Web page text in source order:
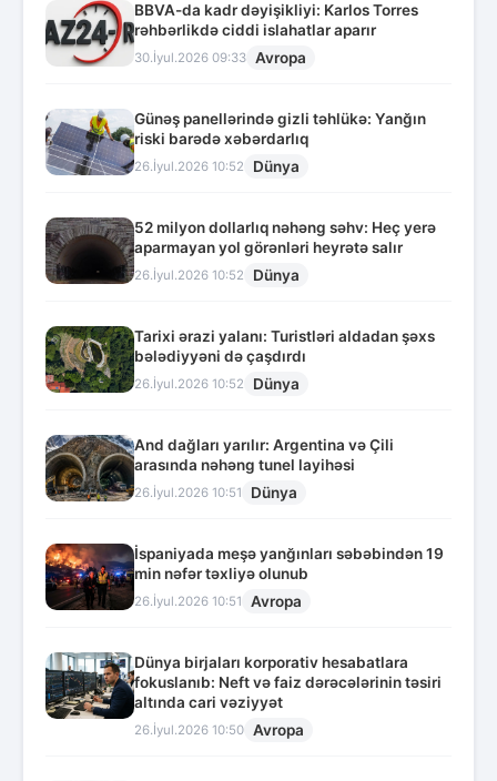
BBVA-da kadr dəyişikliyi: Karlos Torres
rəhbərlikdə ciddi islahatlar aparır
30.İyul.2026 09:33 Avropa
Günəş panellərində gizli təhlükə: Yanğın
riski barədə xəbərdarlıq
26.İyul.2026 10:52 Dünya
52 milyon dollarlıq nəhəng səhv: Heç yerə
aparmayan yol görənləri heyrətə salır
26.İyul.2026 10:52 Dünya
Tarixi ərazi yalanı: Turistləri aldadan şəxs
bələdiyyəni də çaşdırdı
26.İyul.2026 10:52 Dünya
And dağları yarılır: Argentina və Çili
arasında nəhəng tunel layihəsi
26.İyul.2026 10:51 Dünya
İspaniyada meşə yanğınları səbəbindən 19
min nəfər təxliyə olunub
26.İyul.2026 10:51 Avropa
Dünya birjaları korporativ hesabatlara
fokuslanıb: Neft və faiz dərəcələrinin təsiri
altında cari vəziyyət
26.İyul.2026 10:50 Avropa